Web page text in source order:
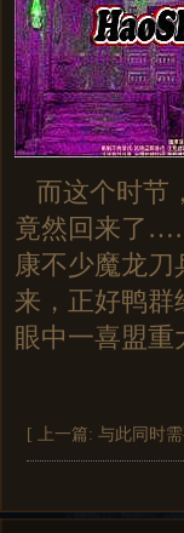
而这个时节
竟然回来了
康不少魔龙
来，正好鸭群
眼中一喜盟重
[ 上一篇: 与此同时